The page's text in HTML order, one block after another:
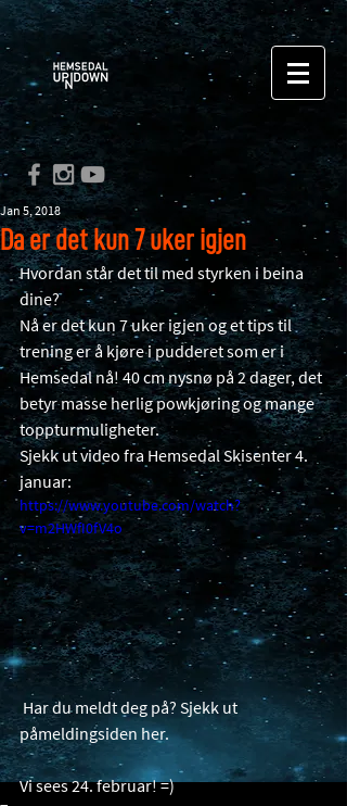
Da er det kun 7 uker igjen
Jan 5, 2018
Hvordan står det til med styrken i beina
dine?
Nå er det kun 7 uker igjen og et tips til
trening er å kjøre i pudderet som er i
Hemsedal nå! 40 cm nysnø på 2 dager, det
betyr masse herlig powkjøring og mange
toppturmuligheter.
Sjekk ut video fra Hemsedal Skisenter 4.
januar:
https://www.youtube.com/watch?
v=m2HWfI0fV4o
påmeldingsiden her.
Vi sees 24. februar! =)